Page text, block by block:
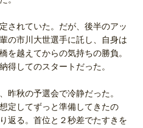
されていた。だが、後半のアッ
の市川大世選手に託し、自身は
を越えてからの気持ちの勝負。
得してのスタートだった。
秋の予選会で冷静だった。
定してずっと準備してきたの
返る。首位と２秒差でたすきを